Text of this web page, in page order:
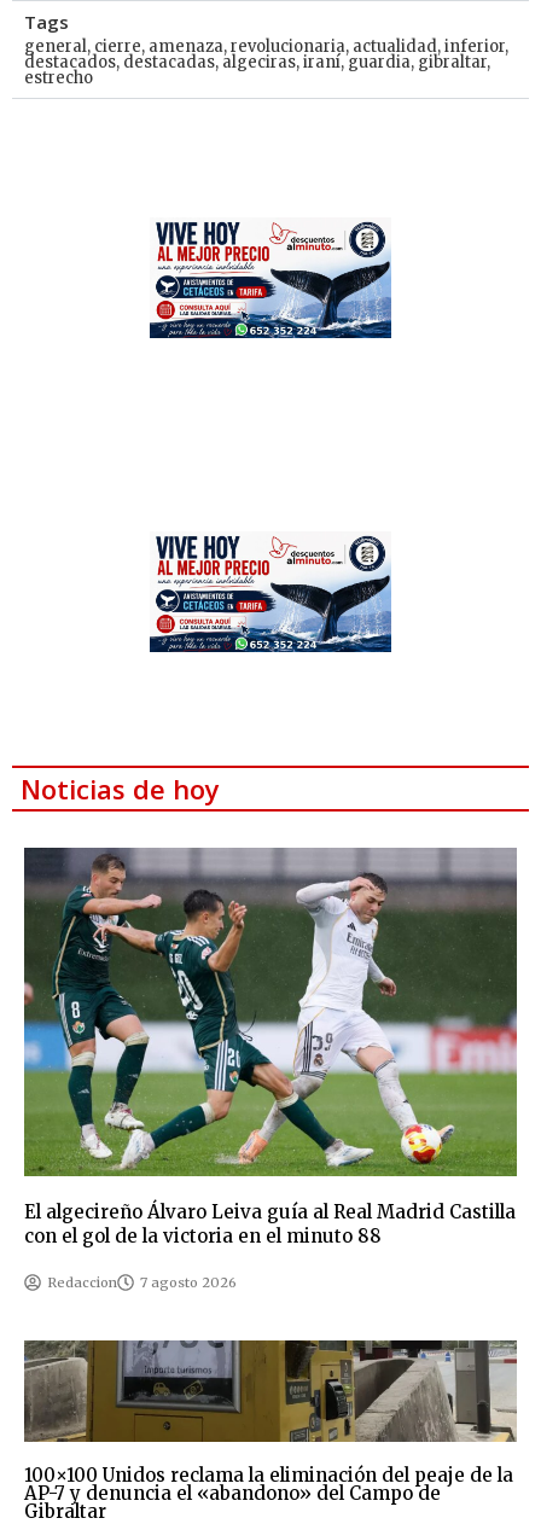
Tags
general, cierre, amenaza,revolucionaria, actualidad,inferior,
destacados, destacadas, algeciras,iraní,guardia, gibraltar,
estrecho
Noticias de hoy
El algecireño Álvaro Leiva guía al Real Madrid Castilla
con el gol de la victoria en el minuto 88
Redaccion 7 agosto 2026
100×100 Unidos reclama la eliminación del peaje de la
AP-7 y denuncia el «abandono» del Campo de
Gibraltar